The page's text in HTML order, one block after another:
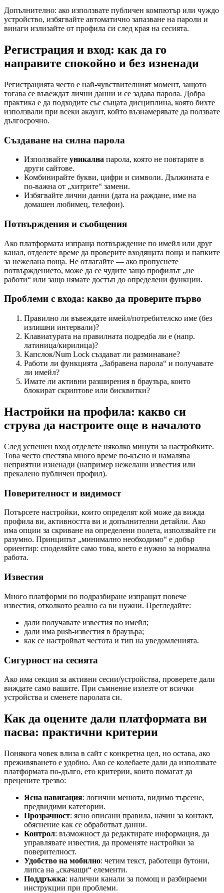
Допълнително: ако използвате публичен компютър или чуждо
устройство, избягвайте автоматично запазване на пароли и
винаги излизайте от профила си след края на сесията.
Регистрация и вход: как да го
направите спокойно и без изненади
Регистрацията често е най-чувствителният момент, защото
тогава се въвеждат лични данни и се задава парола. Добра
практика е да подходите със същата дисциплина, която бихте
използвали при всеки акаунт, който възнамерявате да ползвате
дългосрочно.
Създаване на силна парола
Използвайте уникална парола, която не повтаряте в
други сайтове.
Комбинирайте букви, цифри и символи. Дължината е
по-важна от „хитрите“ замени.
Избягвайте лични данни (дата на раждане, име на
домашен любимец, телефон).
Потвърждения и съобщения
Ако платформата изпраща потвърждение по имейл или друг
канал, отделете време да проверите входящата поща и папките
за нежелана поща. Не отлагайте — ако пропуснете
потвърждението, може да се чудите защо профилът „не
работи“ или защо нямате достъп до определени функции.
Проблеми с входа: какво да проверите първо
Правилно ли въвеждате имейл/потребителско име (без
излишни интервали)?
Клавиатурата на правилната подредба ли е (напр.
латиница/кирилица)?
Капслок/Num Lock създават ли разминаване?
Работи ли функцията „Забравена парола“ и получавате
ли имейл?
Имате ли активни разширения в браузъра, които
блокират скриптове или бисквитки?
Настройки на профила: какво си
струва да настроите още в началото
След успешен вход отделете няколко минути за настройките.
Това често спестява много време по-късно и намалява
неприятни изненади (например нежелани известия или
прекалено публичен профил).
Поверителност и видимост
Потърсете настройки, които определят кой може да вижда
профила ви, активността ви и допълнителни детайли. Ако
има опции за скриване на определени полета, използвайте ги
разумно. Принципът „минимално необходимо“ е добър
ориентир: споделяйте само това, което е нужно за нормална
работа.
Известия
Много платформи по подразбиране изпращат повече
известия, отколкото реално са ви нужни. Прегледайте:
дали получавате известия по имейл;
дали има push-известия в браузъра;
как се настройват честота и тип на уведомленията.
Сигурност на сесията
Ако има секция за активни сесии/устройства, проверете дали
виждате само вашите. При съмнение излезте от всички
устройства и сменете паролата си.
Как да оцените дали платформата ви
пасва: практични критерии
Понякога човек влиза в сайт с конкретна цел, но остава, ако
преживяването е удобно. Ако се колебаете дали да използвате
платформата по-дълго, ето критерии, които помагат да
прецените трезво:
Ясна навигация: логични менюта, видимо търсене,
предвидими категории.
Прозрачност: ясно описани правила, начин за контакт,
обяснение как се обработват данни.
Контрол: възможност да редактирате информация, да
управлявате известия, да променяте настройки за
поверителност.
Удобство на мобилно: четим текст, работещи бутони,
липса на „скачащи“ елементи.
Поддръжка: налични канали за помощ и разбираеми
инструкции при проблеми.